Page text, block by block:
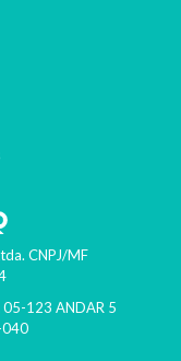
CNPJ/MF
123 ANDAR 5